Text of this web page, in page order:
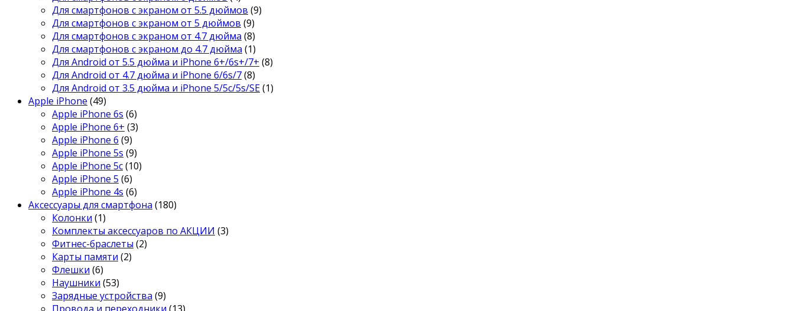
Для смартфонов с экраном от 5.5 дюймов (9)
Для смартфонов с экраном от 5 дюймов (9)
Для смартфонов с экраном от 4.7 дюйма (8)
Для смартфонов с экраном до 4.7 дюйма (1)
Для Android от 5.5 дюйма и iPhone 6+/6s+/7+ (8)
Для Android от 4.7 дюйма и iPhone 6/6s/7(8)
Для Android от 3.5 дюйма и iPhone 5/5c/5s/SE(1)
Apple iPhone (49)
Apple iPhone 6s (6)
Apple iPhone 6+ (3)
Apple iPhone 6 (9)
Apple iPhone 5s (9)
Apple iPhone 5c(10)
Apple iPhone 5 (6)
Apple iPhone 4s (6)
Аксессуары для смартфона (180)
Колонки (1)
Комплекты аксессуаров по АКЦИИ (3)
Фитнес-браслеты (2)
Карты памяти (2)
Флешки (6)
Наушники (53)
Зарядные устройства (9)